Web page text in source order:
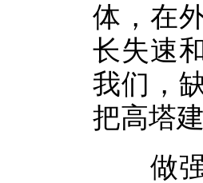
体，在
长失速
我们，
把高塔
做强